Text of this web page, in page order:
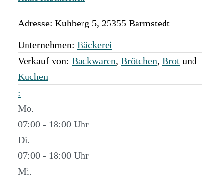
Adresse: Kuhberg 5, 25355 Barmstedt
Unternehmen: Bäckerei
Verkauf von: Backwaren, Brötchen, Brot und
Kuchen
:
Mo.
07:00 - 18:00
Di.
07:00 - 18:00
Mi.